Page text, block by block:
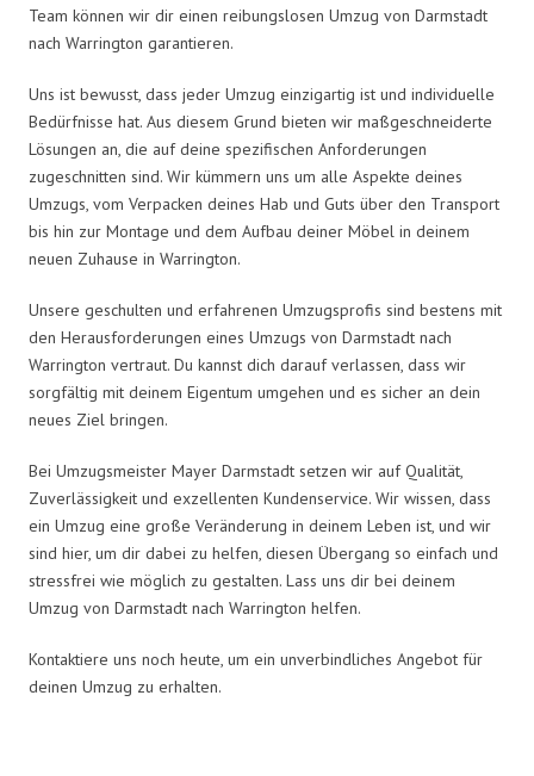
Team können wir dir einen reibungslosen Umzug von Darmstadt
nach Warrington garantieren.
Uns ist bewusst, dass jeder Umzug einzigartig ist und individuelle
Bedürfnisse hat. Aus diesem Grund bieten wir maßgeschneiderte
Lösungen an, die auf deine spezifischen Anforderungen
zugeschnitten sind. Wir kümmern uns um alle Aspekte deines
Umzugs, vom Verpacken deines Hab und Guts über den Transport
bis hin zur Montage und dem Aufbau deiner Möbel in deinem
neuen Zuhause in Warrington.
Unsere geschulten und erfahrenen Umzugsprofis sind bestens mit
den Herausforderungen eines Umzugs von Darmstadt nach
Warrington vertraut. Du kannst dich darauf verlassen, dass wir
sorgfältig mit deinem Eigentum umgehen und es sicher an dein
neues Ziel bringen.
Bei Umzugsmeister Mayer Darmstadt setzen wir auf Qualität,
Zuverlässigkeit und exzellenten Kundenservice. Wir wissen, dass
ein Umzug eine große Veränderung in deinem Leben ist, und wir
sind hier, um dir dabei zu helfen, diesen Übergang so einfach und
stressfrei wie möglich zu gestalten. Lass uns dir bei deinem
Umzug von Darmstadt nach Warrington helfen.
Kontaktiere uns noch heute, um ein unverbindliches Angebot für
deinen Umzug zu erhalten.